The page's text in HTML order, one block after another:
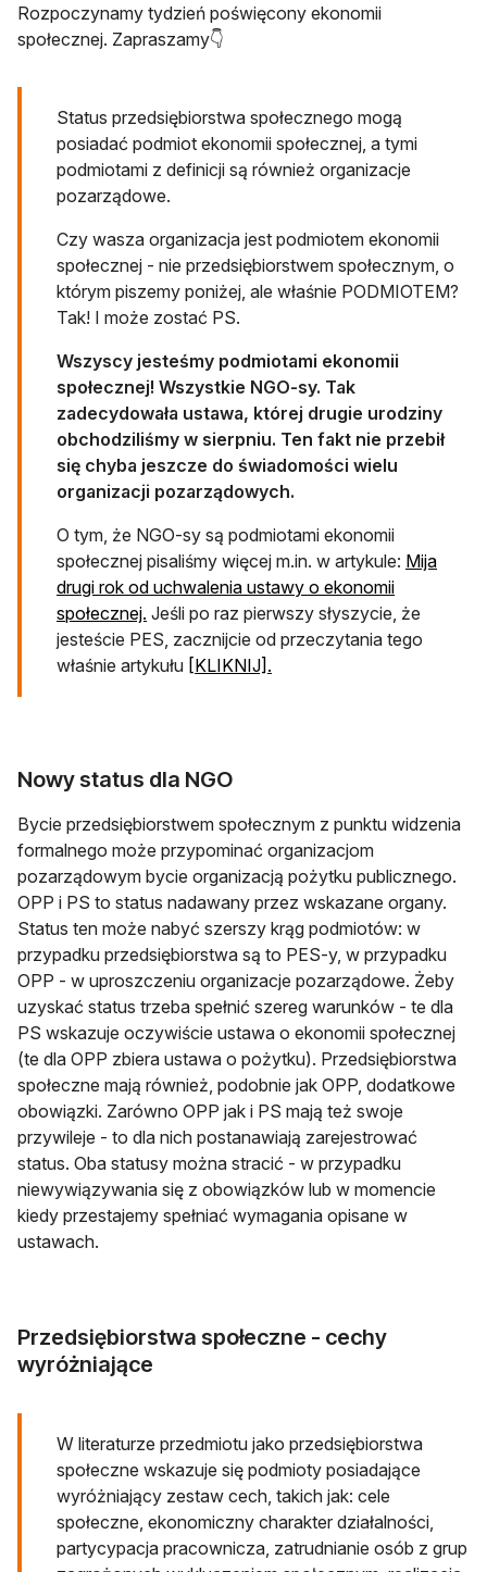
Rozpoczynamy tydzień poświęcony ekonomii
społecznej. Zapraszamy👇
Status przedsiębiorstwa społecznego mogą
posiadać podmiot ekonomii społecznej, a tymi
podmiotami z definicji są również organizacje
pozarządowe.
Czy wasza organizacja jest podmiotem ekonomii
społecznej - nie przedsiębiorstwem społecznym, o
którym piszemy poniżej, ale właśnie PODMIOTEM?
Tak! I może zostać PS.
Wszyscy jesteśmy podmiotami ekonomii
społecznej! Wszystkie NGO-sy. Tak
zadecydowała ustawa, której drugie urodziny
obchodziliśmy w sierpniu. Ten fakt nie przebił
się chyba jeszcze do świadomości wielu
organizacji pozarządowych.
O tym, że NGO-sy są podmiotami ekonomii
społecznej pisaliśmy więcej m.in. w artykule: Mija
drugi rok od uchwalenia ustawy o ekonomii
społecznej. Jeśli po raz pierwszy słyszycie, że
jesteście PES, zacznijcie od przeczytania tego
właśnie artykułu [KLIKNIJ].
Nowy status dla NGO
Bycie przedsiębiorstwem społecznym z punktu widzenia
formalnego może przypominać organizacjom
pozarządowym bycie organizacją pożytku publicznego.
OPP i PS to status nadawany przez wskazane organy.
Status ten może nabyć szerszy krąg podmiotów: w
przypadku przedsiębiorstwa są to PES-y, w przypadku
OPP - w uproszczeniu organizacje pozarządowe. Żeby
uzyskać status trzeba spełnić szereg warunków - te dla
PS wskazuje oczywiście ustawa o ekonomii społecznej
(te dla OPP zbiera ustawa o pożytku). Przedsiębiorstwa
społeczne mają również, podobnie jak OPP, dodatkowe
obowiązki. Zarówno OPP jak i PS mają też swoje
przywileje - to dla nich postanawiają zarejestrować
status. Oba statusy można stracić - w przypadku
niewywiązywania się z obowiązków lub w momencie
kiedy przestajemy spełniać wymagania opisane w
ustawach.
Przedsiębiorstwa społeczne - cechy
wyróżniające
W literaturze przedmiotu jako przedsiębiorstwa
społeczne wskazuje się podmioty posiadające
wyróżniający zestaw cech, takich jak: cele
społeczne, ekonomiczny charakter działalności,
partycypacja pracownicza, zatrudnianie osób z grup